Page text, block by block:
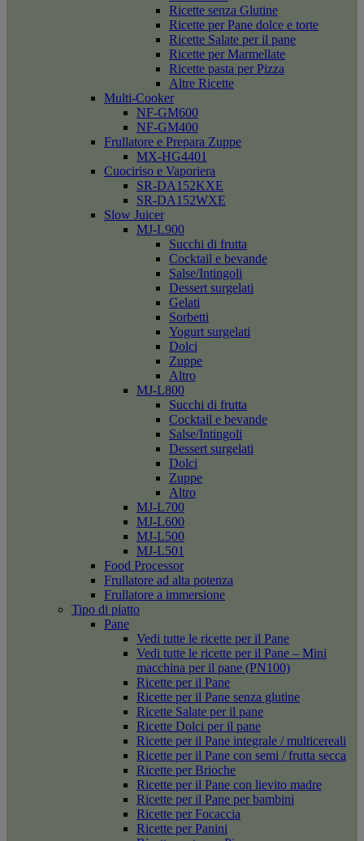
Ricette senza Glutine
Ricette per Pane dolce e torte
Ricette Salate per il pane
Ricette per Marmellate
Ricette pasta per Pizza
Altre Ricette
Multi-Cooker
NF-GM600
NF-GM400
Frullatore e Prepara Zuppe
MX-HG4401
Cuociriso e Vaporiera
SR-DA152KXE
SR-DA152WXE
Slow Juicer
MJ-L900
Succhi di frutta
Cocktail e bevande
Salse/Intingoli
Dessert surgelati
Gelati
Sorbetti
Yogurt surgelati
Dolci
Zuppe
Altro
MJ-L800
Succhi di frutta
Cocktail e bevande
Salse/Intingoli
Dessert surgelati
Dolci
Zuppe
Altro
MJ-L700
MJ-L600
MJ-L500
MJ-L501
Food Processor
Frullatore ad alta potenza
Frullatore a immersione
Tipo di piatto
Pane
Vedi tutte le ricette per il Pane
Vedi tutte le ricette per il Pane – Mini
macchina per il pane (PN100)
Ricette per il Pane
Ricette per il Pane senza glutine
Ricette Salate per il pane
Ricette Dolci per il pane
Ricette per il Pane integrale / multicereali
Ricette per il Pane con semi / frutta secca
Ricette per Brioche
Ricette per il Pane con lievito madre
Ricette per il Pane per bambini
Ricette per Focaccia
Ricette per Panini